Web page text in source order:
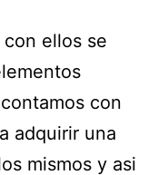
ellos se
con
adquirir una
mismos y asi